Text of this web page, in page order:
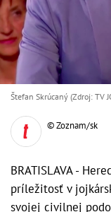
Štefan Skrúcaný (Zdroj: TV
© Zoznam/sk
BRATISLAVA -
príležitosť v
svojej civilnej